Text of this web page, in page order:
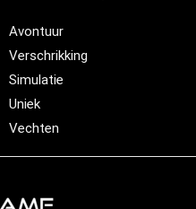
Avontuur
Verschrikking
Simulatie
Uniek
Vechten